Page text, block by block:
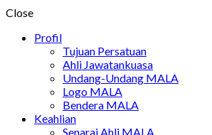
Close
Profil
Tujuan Persatuan
Ahli Jawatankuasa
Undang-Undang MALA
Logo MALA
Bendera MALA
Keahlian
Senarai Ahli MALA